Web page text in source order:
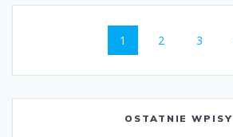
Nawigacja
wpisach
Strona
1 Strona
2 Strona
3
OSTATNIE WPISY